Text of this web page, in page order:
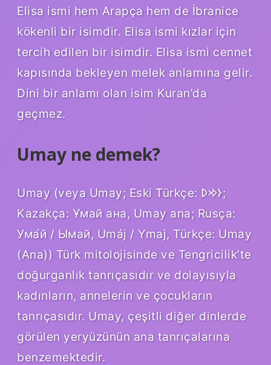
Elisa ismi hem Arapça hem de İbranice
kökenli bir isimdir. Elisa ismi kızlar için
tercih edilen bir isimdir. Elisa ismi cennet
kapısında bekleyen melek anlamına gelir.
Dini bir anlamı olan isim Kuran’da
geçmez.
Umay ne demek?
Umay (veya Umay; Eski Türkçe: 𐰆𐰢𐰖;
Kazakça: Ұмай aна, Umay ana; Rusça:
Ума́й / Ымай, Umáj / Ymaj, Türkçe: Umay
(Ana)) Türk mitolojisinde ve Tengricilik’te
doğurganlık tanrıçasıdır ve dolayısıyla
kadınların, annelerin ve çocukların
tanrıçasıdır. Umay, çeşitli diğer dinlerde
görülen yeryüzünün ana tanrıçalarına
benzemektedir.